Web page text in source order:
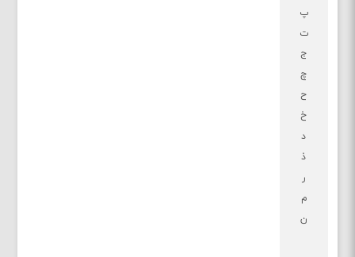
پ
ت
ج
چ
ح
خ
د
ذ
ر
م
ن